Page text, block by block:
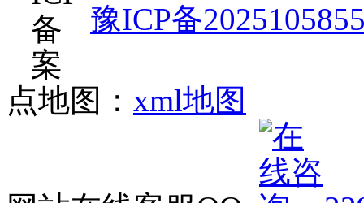
豫ICP备
点地图： xml地图